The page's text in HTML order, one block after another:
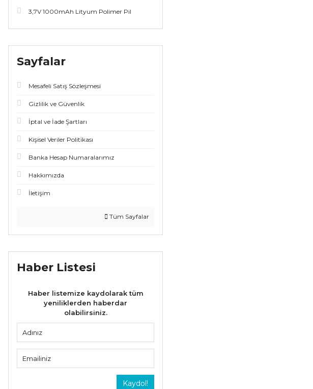
3,7V 1000mAh Lityum Polimer Pil
Sayfalar
Mesafeli Satış Sözleşmesi
Gizlilik ve Güvenlik
İptal ve İade Şartları
Kişisel Veriler Politikası
Banka Hesap Numaralarımız
Hakkımızda
İletişim
Tüm Sayfalar
Haber Listesi
Haber listemize kaydolarak tüm
yeniliklerden haberdar
olabilirsiniz.
Kaydol!